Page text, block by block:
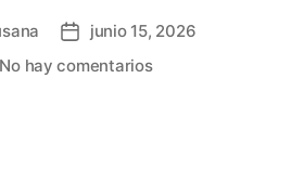
junio 15, 2026
No hay comentarios